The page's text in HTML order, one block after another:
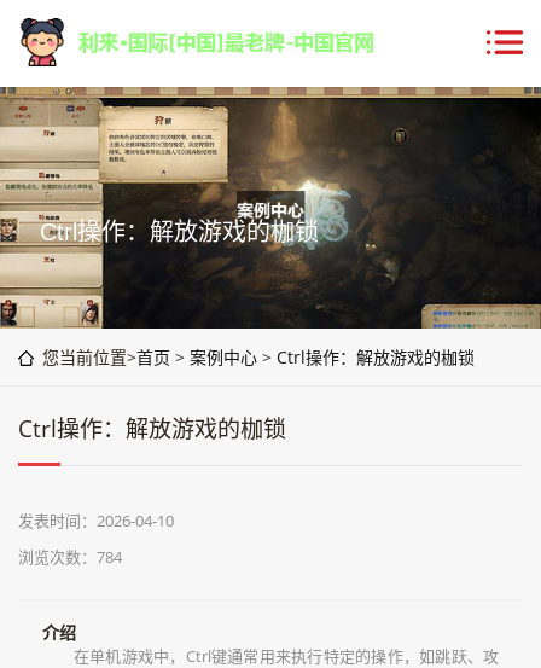
Ctrl操作：解放游戏的枷锁
您当前位置>首页 > 案例中心 > Ctrl操作：解放游戏的枷锁
Ctrl操作：解放游戏的枷锁
发表时间：2026-04-10
浏览次数：784
介绍
在单机游戏中，Ctrl键通常用来执行特定的操作，如跳跃、攻